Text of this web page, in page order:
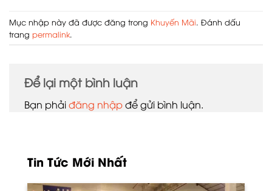
Mục nhập này đã được đăng trong Khuyến Mãi. Đánh dấu
trang permalink.
Để lại một bình luận
Bạn phảiđăng nhậpđể gửi bình luận.
Tin Tức Mới Nhất